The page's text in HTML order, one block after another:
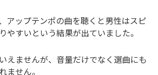
アップテンポの曲を聴くと男性はスピ
やすいという結果が出ていました。
えませんが、音量だけでなく選曲にも
ません。